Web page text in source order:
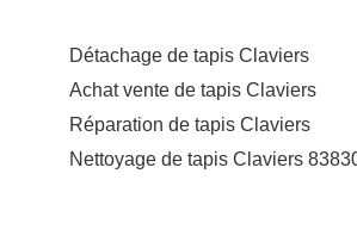
Détachage de tapis Claviers
Achat vente de tapis Claviers
Réparation de tapis Claviers
Nettoyage de tapis Claviers